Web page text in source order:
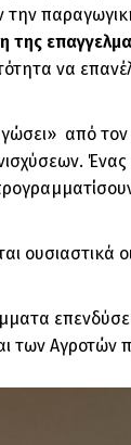
την
της
να
από
Ένας
ουσιαστικά
των Αγροτών